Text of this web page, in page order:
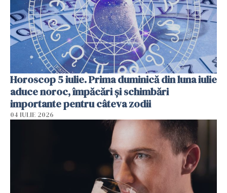
Horoscop 5 iulie. Prima duminică din luna iulie
aduce noroc, împăcări și schimbări
importante pentru câteva zodii
04 IULIE 2026